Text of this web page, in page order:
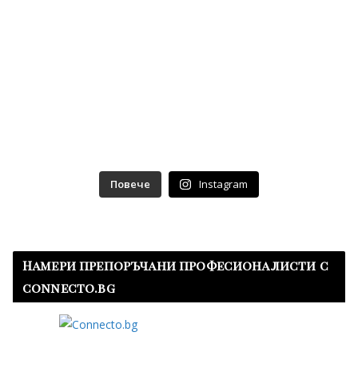
Повече Instagram
Намери препоръчани професионалисти с
connecto.bg